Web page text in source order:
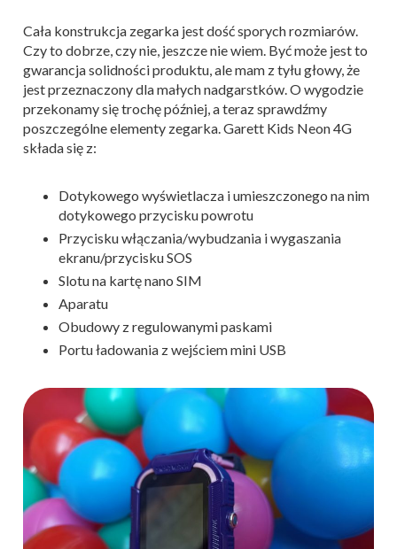
Cała konstrukcja zegarka jest dość sporych rozmiarów.
Czy to dobrze, czy nie, jeszcze nie wiem. Być może jest to
gwarancja solidności produktu, ale mam z tyłu głowy, że
jest przeznaczony dla małych nadgarstków. O wygodzie
przekonamy się trochę później, a teraz sprawdźmy
poszczególne elementy zegarka. Garett Kids Neon 4G
składa się z:
Dotykowego wyświetlacza i umieszczonego na nim
dotykowego przycisku powrotu
Przycisku włączania/wybudzania i wygaszania
ekranu/przycisku SOS
Slotu na kartę nano SIM
Aparatu
Obudowy z regulowanymi paskami
Portu ładowania z wejściem mini USB